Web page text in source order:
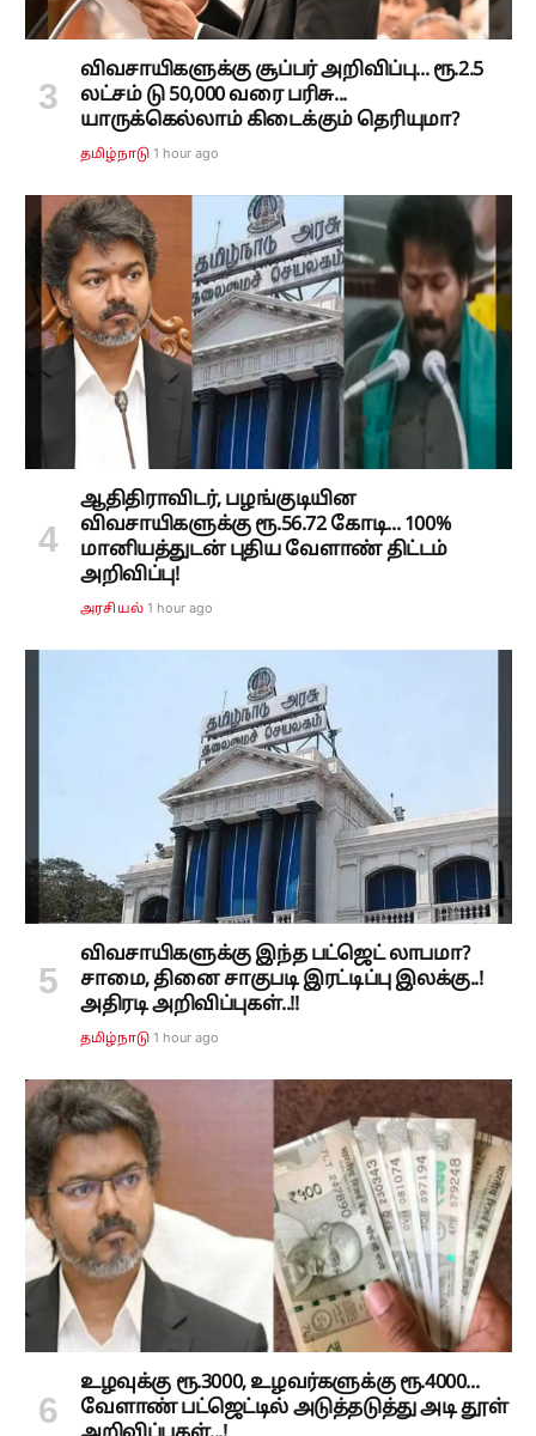
விவசாயிகளுக்கு சூப்பர் அறிவிப்பு... ரூ.2.5
லட்சம் டு 50,000 வரை பரிசு...
யாருக்கெல்லாம் கிடைக்கும் தெரியுமா?
தமிழ்நாடு 1 hour ago
ஆதிதிராவிடர், பழங்குடியின
விவசாயிகளுக்கு ரூ.56.72 கோடி... 100%
மானியத்துடன் புதிய வேளாண் திட்டம்
அறிவிப்பு!
அரசியல் 1 hour ago
விவசாயிகளுக்கு இந்த பட்ஜெட் லாபமா?
சாமை, தினை சாகுபடி இரட்டிப்பு இலக்கு..!
அதிரடி அறிவிப்புகள்..!!
தமிழ்நாடு 1 hour ago
உழவுக்கு ரூ.3000, உழவர்களுக்கு ரூ.4000...
வேளாண் பட்ஜெட்டில் அடுத்தடுத்து அடி தூள்